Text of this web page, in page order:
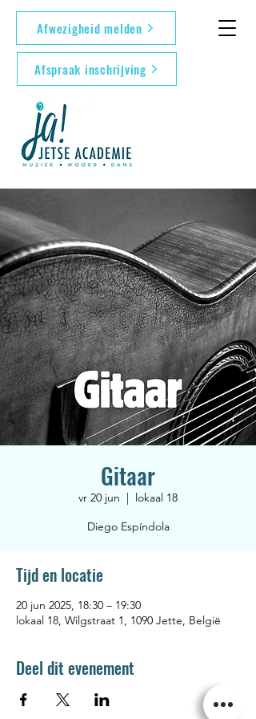
Afwezigheid melden
Afspraak inschrijving
Gitaar
vr 20 jun
  |
lokaal 18
Diego Espíndola
Tijd en locatie
20 jun 2025, 18:30 – 19:30
lokaal 18, Wilgstraat 1, 1090 Jette, België
Deel dit evenement